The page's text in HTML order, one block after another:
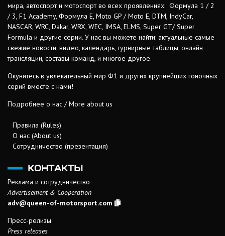
мира, автоспорт и мотоспорт во всех проявлениях: Формула 1 / 2
/ 3, F1 Academy, Формула Е, Moto GP / Moto E, DTM, IndyCar,
NASCAR, WRC, Dakar, WRX, WEC, IMSA, ELMS, Super GT/ Super
Formula и другие серии. У нас вы можете найти: актуальные самые
свежие новости, видео, календарь, турнирные таблицы, онлайн
трансляции, составы команд, и многое другое.
Окунитесь в увлекательный мир Ф1 и других крупнейших гоночных
серий вместе с нами!
Подробнее о нас / More about us
Правила (Rules)
О нас (About us)
Сотрудничество (презентация)
КОНТАКТЫ
Реклама и сотрудничество
Advertisement & Cooperation
adv@queen-of-motorsport.com
Пресс-релизы
Press releases